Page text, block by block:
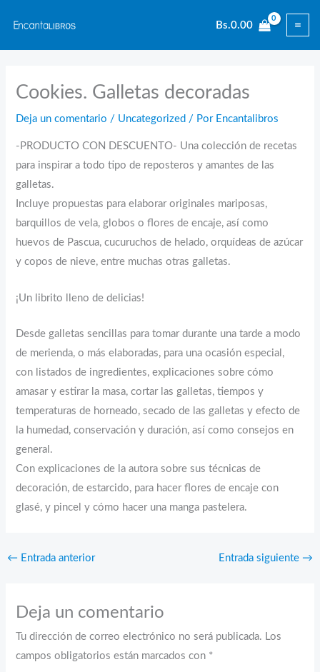
contenido
Bs.0.00
Cookies. Galletas decoradas
Deja un comentario / Uncategorized / Por Encantalibros
-PRODUCTO CON DESCUENTO- Una colección de recetas
para inspirar a todo tipo de reposteros y amantes de las
galletas.
Incluye propuestas para elaborar originales mariposas,
barquillos de vela, globos o flores de encaje, así como
huevos de Pascua, cucuruchos de helado, orquídeas de azúcar
y copos de nieve, entre muchas otras galletas.
¡Un librito lleno de delicias!
Desde galletas sencillas para tomar durante una tarde a modo
de merienda, o más elaboradas, para una ocasión especial,
con listados de ingredientes, explicaciones sobre cómo
amasar y estirar la masa, cortar las galletas, tiempos y
temperaturas de horneado, secado de las galletas y efecto de
la humedad, conservación y duración, así como consejos en
general.
Con explicaciones de la autora sobre sus técnicas de
decoración, de estarcido, para hacer flores de encaje con
glasé, y pincel y cómo hacer una manga pastelera.
← Entrada anterior Entrada siguiente →
Deja un comentario
Tu dirección de correo electrónico no será publicada. Los
campos obligatorios están marcados con *